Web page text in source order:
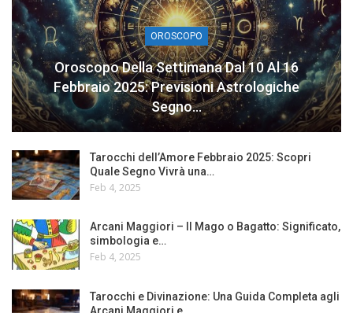
OROSCOPO
Oroscopo Della Settimana Dal 10 Al 16
Febbraio 2025: Previsioni Astrologiche
Segno…
Tarocchi dell’Amore Febbraio 2025: Scopri
Quale Segno Vivrà una…
Feb 4, 2025
Arcani Maggiori – Il Mago o Bagatto: Significato,
simbologia e…
Feb 4, 2025
Tarocchi e Divinazione: Una Guida Completa agli